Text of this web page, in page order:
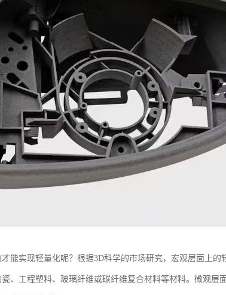
能实现轻量化呢？根据3D科学的市场研究，宏观层面上的
、工程塑料、玻璃纤维或碳纤维复合材料等材料。微观层